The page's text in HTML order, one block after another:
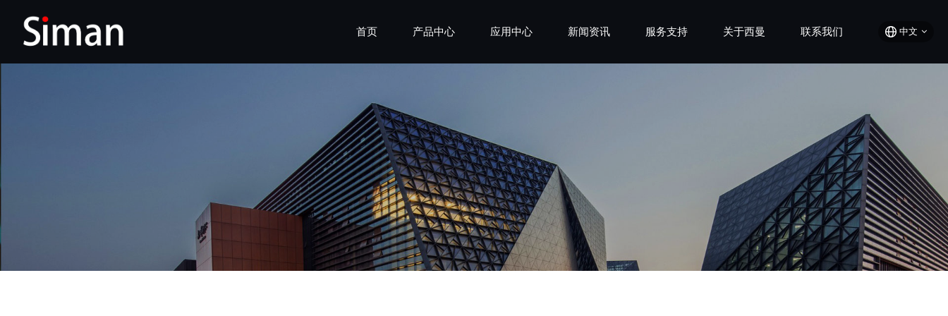
首页 产品中心 应用中心 新闻资讯 服务支持 关于西曼 联系我们 中文